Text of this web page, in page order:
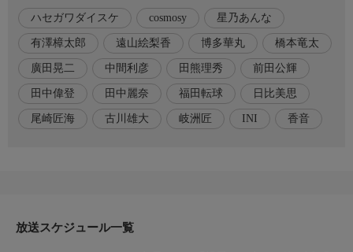
霧島弓愛…星乃あんな
本田昌也…有澤樟太郎
日高理央…日比美思
牧瀬仁…岐洲匠
長谷川啓介…福田転球
小野田泉…香音
ハセガワダイスケ cosmosy 星乃あんな
有澤樟太郎 遠山絵梨香 博多華丸 橋本竜太
廣田晃二 中間利彦 田熊理秀 前田公輝
田中偉登 田中麗奈 福田転球 日比美思
尾崎匠海 古川雄大 岐洲匠 INI 香音
放送スケジュール一覧